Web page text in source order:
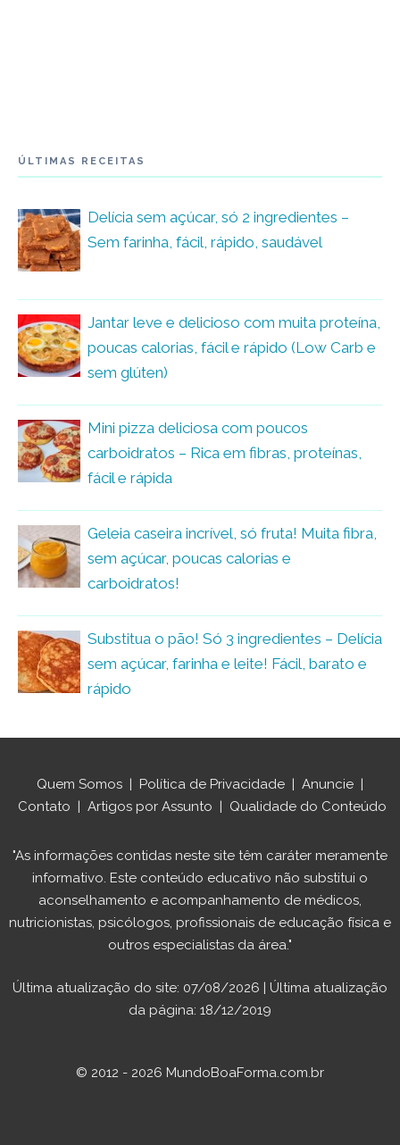
ÚLTIMAS RECEITAS
Delícia sem açúcar, só 2 ingredientes –
Sem farinha, fácil, rápido, saudável
Jantar leve e delicioso com muita proteína,
poucas calorias, fácil e rápido (Low Carb e
sem glúten)
Mini pizza deliciosa com poucos
carboidratos – Rica em fibras, proteínas,
fácil e rápida
Geleia caseira incrível, só fruta! Muita fibra,
sem açúcar, poucas calorias e
carboidratos!
Substitua o pão! Só 3 ingredientes – Delícia
sem açúcar, farinha e leite! Fácil, barato e
rápido
Quem Somos Política de Privacidade Anuncie
Contato
Artigos por Assunto Qualidade do Conteúdo
"As informações contidas neste site têm caráter meramente
informativo. Este conteúdo educativo não substitui o
aconselhamento e acompanhamento de médicos,
nutricionistas, psicólogos, profissionais de educação física e
outros especialistas da área."
Última atualização do site: 07/08/2026 | Última atualização
da página: 18/12/2019
© 2012 - 2026 MundoBoaForma.com.br